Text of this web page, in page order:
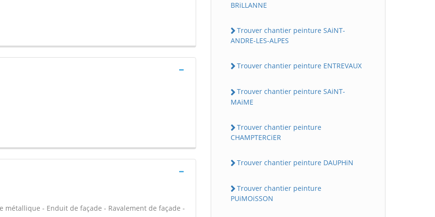
- Enduit de façade - Ravalement de façade -
BRiLLANNE
Trouver chantier peinture SAiNT-
ANDRE-LES-ALPES
Trouver chantier peinture ENTREVAUX
Trouver chantier peinture SAiNT-
MAiME
Trouver chantier peinture
CHAMPTERCiER
Trouver chantier peinture DAUPHiN
Trouver chantier peinture
PUiMOiSSON